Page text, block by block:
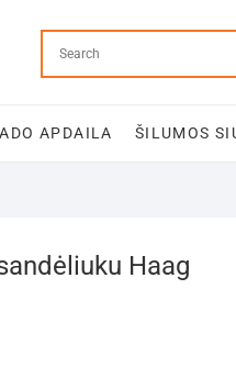
APDAILA ŠILUMOS
Haag